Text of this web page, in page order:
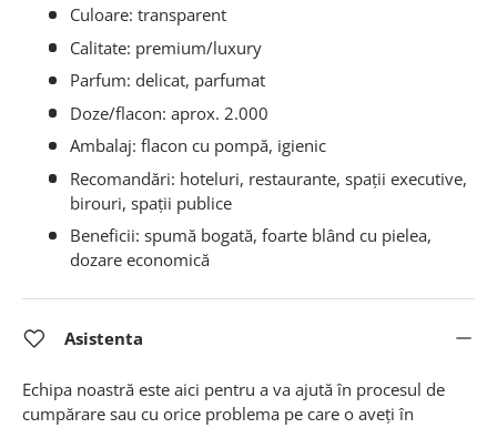
Culoare: transparent
Calitate: premium/luxury
Parfum: delicat, parfumat
Doze/flacon: aprox. 2.000
Ambalaj: flacon cu pompă, igienic
Recomandări: hoteluri, restaurante, spații executive,
birouri, spații publice
Beneficii: spumă bogată, foarte blând cu pielea,
dozare economică
Asistenta
Echipa noastră este aici pentru a va ajută în procesul de
cumpărare sau cu orice problema pe care o aveți în